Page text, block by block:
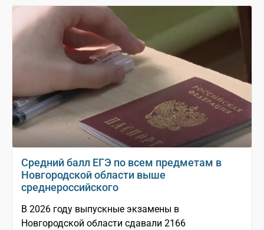
Средний балл ЕГЭ по всем предметам в
Новгородской области выше
среднероссийского
В 2026 году выпускные экзамены в
Новгородской области сдавали 2166